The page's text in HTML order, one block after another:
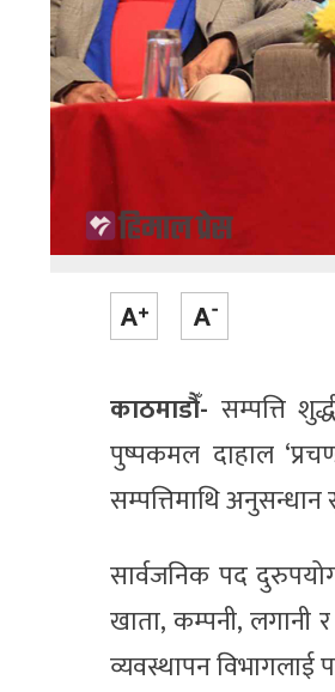
काठमाडौँ- सम्पत्ति
पुष्पकमल दाहाल
सम्पत्तिमाथि
सार्वजनिक पद
खाता, कम्पनी, लगानी र
व्यवस्थापन विभागलाई